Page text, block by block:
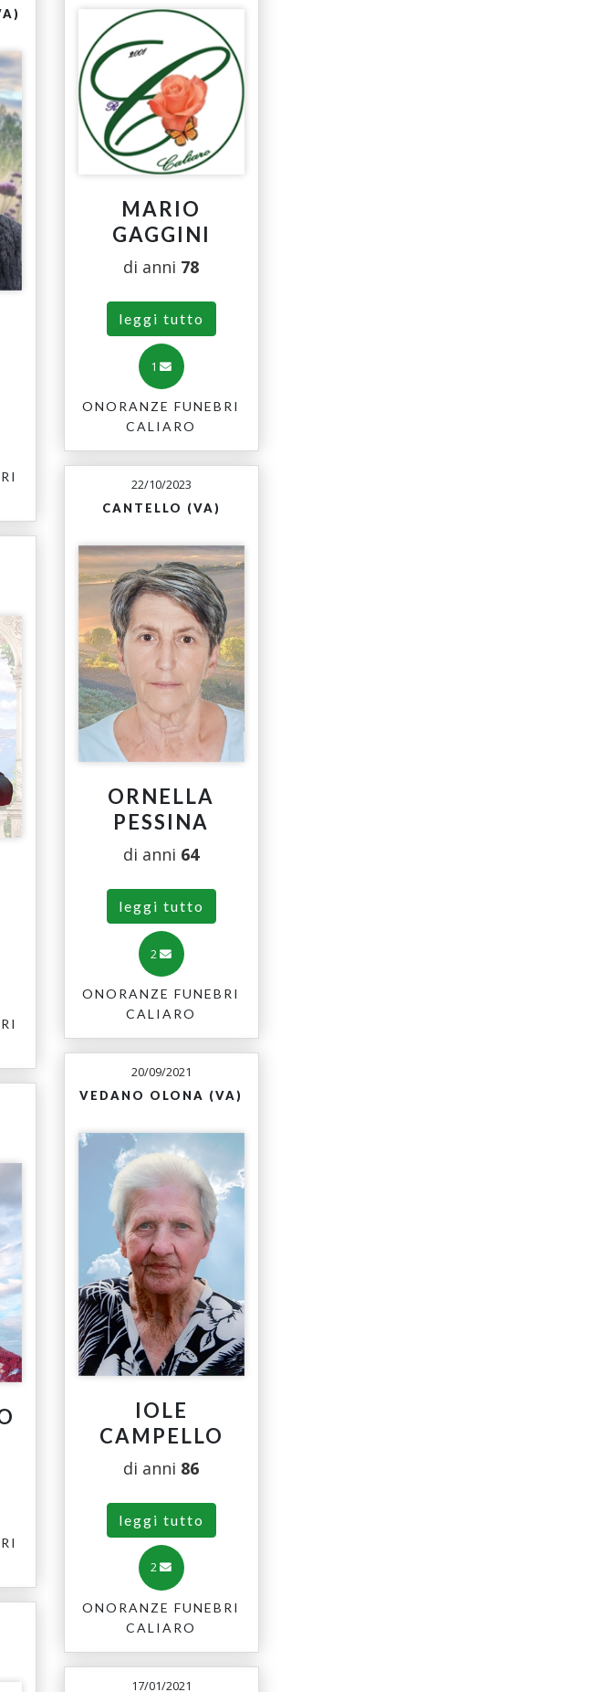
MARIO
GAGGINI
di anni 78
leggi tutto
1
ONORANZE FUNEBRI
CALIARO
22/10/2023
CANTELLO (VA)
ORNELLA
PESSINA
di anni 64
leggi tutto
2
ONORANZE FUNEBRI
CALIARO
20/09/2021
VEDANO OLONA (VA)
IOLE
CAMPELLO
di anni 86
leggi tutto
2
ONORANZE FUNEBRI
CALIARO
17/01/2021